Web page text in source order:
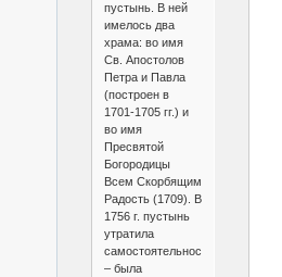
пустынь. В ней
имелось два
храма: во имя
Св. Апостолов
Петра и Павла
(построен в
1701-1705 гг.) и
во имя
Пресвятой
Богородицы
Всем Скорбящим
Радость (1709). В
1756 г. пустынь
утратила
самостоятельность
– была